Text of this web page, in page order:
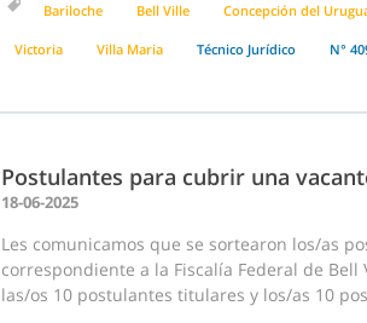
Bariloche Bell Ville Concepción del
Victoria Villa Maria Técnico Jurídico N°
Postulantes para cubrir una
18-06-2025
Les comunicamos que se sortearon los/as
correspondiente a la Fiscalía Federal de
las/os 10 postulantes titulares y los/as 10